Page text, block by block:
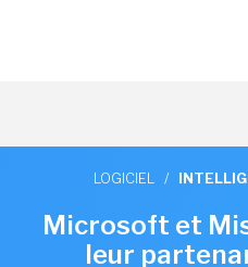
LOGICIEL /
Microsoft et
leur